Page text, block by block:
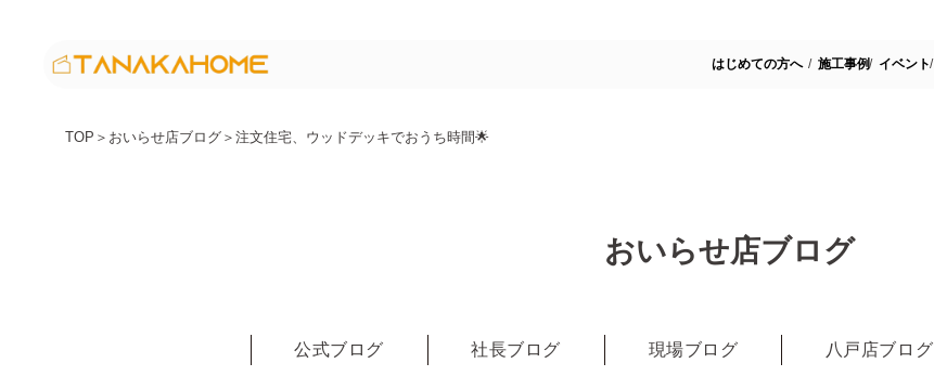
はじめての方へ 施工事例 イベント
TOP ＞ おいらせ店ブログ ＞ 注文住宅、ウッドデッキでおうち時間🌟
おいらせ店ブログ
公式ブログ 社長ブログ 現場ブログ 八戸店ブログ